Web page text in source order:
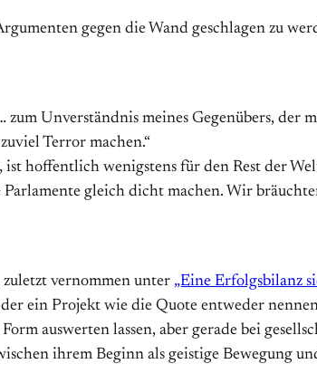
gegen die Wand geschlagen zu
Unverständnis meines Gegenübers, der
Terror machen.“
hoffentlich wenigstens für den Rest der
gleich dicht machen. Wir
zuletzt vernommen unter „Eine Erfolgsbilanz
ein Projekt wie die Quote entweder
auswerten lassen, aber gerade bei
ihrem Beginn als geistige Bewegung